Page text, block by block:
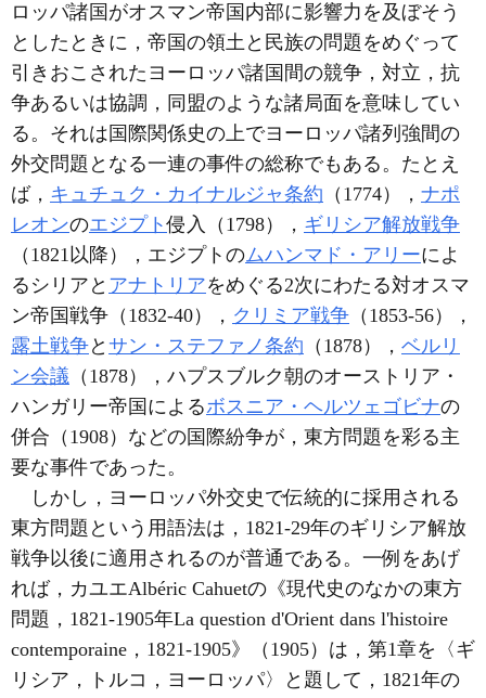
ロッパ諸国がオスマン帝国内部に影響力を及ぼそう
としたときに，帝国の領土と民族の問題をめぐって
引きおこされたヨーロッパ諸国間の競争，対立，抗
争あるいは協調，同盟のような諸局面を意味してい
る。それは国際関係史の上でヨーロッパ諸列強間の
外交問題となる一連の事件の総称でもある。たとえ
ば， キュチュク・カイナルジャ条約 （1774）， ナポ
レオンのエジプト侵入（1798）， ギリシア解放戦争
（1821以降），エジプトのムハンマド・アリーによ
るシリアと アナトリアをめぐる2次にわたる対オスマ
ン帝国戦争（1832-40）， クリミア戦争 （1853-56），
露土戦争と サン・ステファノ条約 （1878）， ベルリ
ン会議 （1878），ハプスブルク朝のオーストリア・
ハンガリー帝国によるボスニア・ヘルツェゴビナの
併合（1908）などの国際紛争が，東方問題を彩る主
要な事件であった。
しかし，ヨーロッパ外交史で伝統的に採用される
東方問題という用語法は，1821-29年のギリシア解放
戦争以後に適用されるのが普通である。一例をあげ
れば，カユエAlbéric Cahuetの《現代史のなかの東方
問題，1821-1905年La question d'Orient dans l'histoire
contemporaine，1821-1905》（1905）は，第1章を〈ギ
リシア，トルコ，ヨーロッパ〉と題して，1821年の